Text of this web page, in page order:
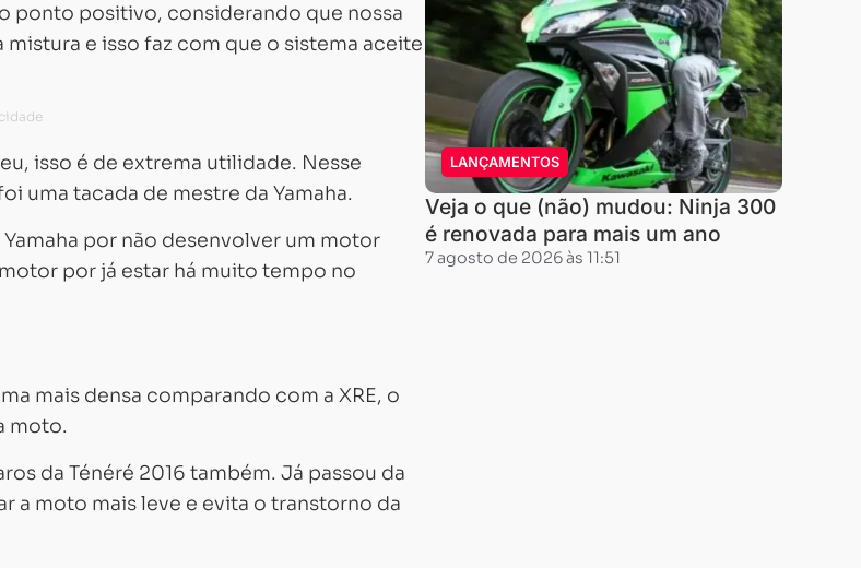
ponto positivo, considerando que nossa
e isso faz com que o sistema aceite
isso é de extrema utilidade. Nesse
uma tacada de mestre da Yamaha.
por não desenvolver um motor
por já estar há muito tempo no
mais densa comparando com a XRE, o
moto.
da Ténéré 2016 também. Já passou da
a moto mais leve e evita o transtorno da
LANÇAMENTOS
Veja o que (não) mudou: Ninja 300
é renovada para mais um ano
7 agosto de 2026 às 11:51